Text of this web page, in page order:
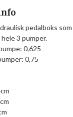
pedalboks
3 pumper.
0,625
0,75